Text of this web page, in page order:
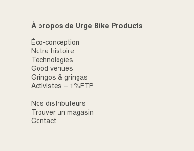
À propos de Urge Bike Products
Éco-conception
Notre histoire
Technologies
Good venues
Gringos & gringas
Activistes – 1%FTP
Nos distributeurs
Trouver un magasin
Contact